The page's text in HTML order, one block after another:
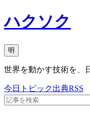
ハクソク
明
世界を動かす技術を、
今日 トピック出典RSS